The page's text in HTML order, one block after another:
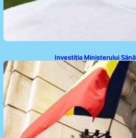
Investiția Ministerului
pentru modernizarea